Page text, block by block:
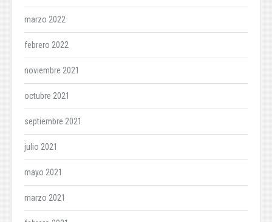
marzo 2022
febrero 2022
noviembre 2021
octubre 2021
septiembre 2021
julio 2021
mayo 2021
marzo 2021